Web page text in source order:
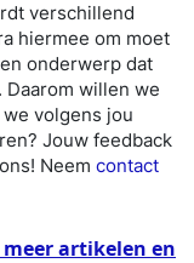
verschillend
hiermee om moet
onderwerp dat
willen we
volgens jou
Jouw feedback
Neem contact
artikelen en